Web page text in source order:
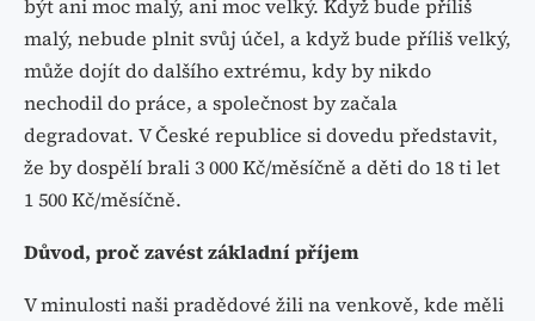
být ani moc malý, ani moc velký. Když bude příliš
malý, nebude plnit svůj účel, a když bude příliš velký,
může dojít do dalšího extrému, kdy by nikdo
nechodil do práce, a společnost by začala
degradovat. V České republice si dovedu představit,
že by dospělí brali 3 000 Kč/měsíčně a děti do 18 ti let
1 500 Kč/měsíčně.
Důvod, proč zavést základní příjem
V minulosti naši pradědové žili na venkově, kde měli